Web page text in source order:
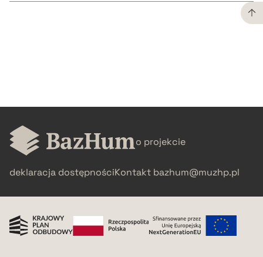
BIBTEX
pobierz cytat o projekcie
deklaracja dostępnościKontakt bazhum@muzhp.pl